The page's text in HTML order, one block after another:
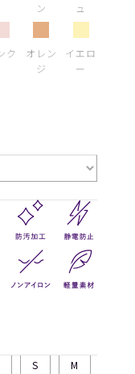
ン
ュ
ク
オレン
ジ
イエロ
ー
S
M